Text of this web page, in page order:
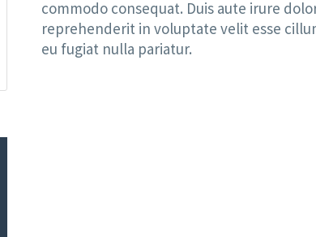
commodo consequat. Duis aute irure
reprehenderit in voluptate velit esse
eu fugiat nulla pariatur.